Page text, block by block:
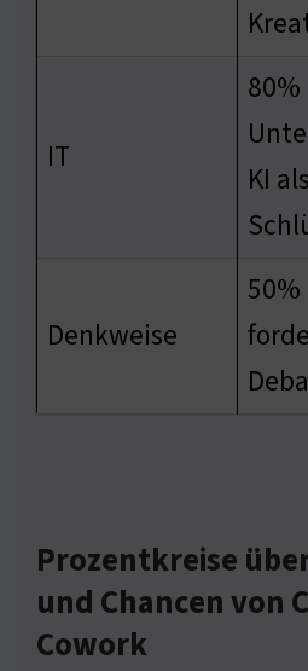
IT
KI als
Denkweise
Prozentkreise
und Chancen von
Cowork